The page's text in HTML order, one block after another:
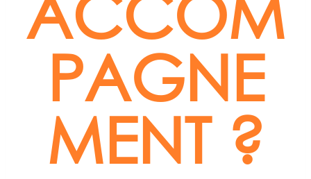
PAGNE
MENT ?